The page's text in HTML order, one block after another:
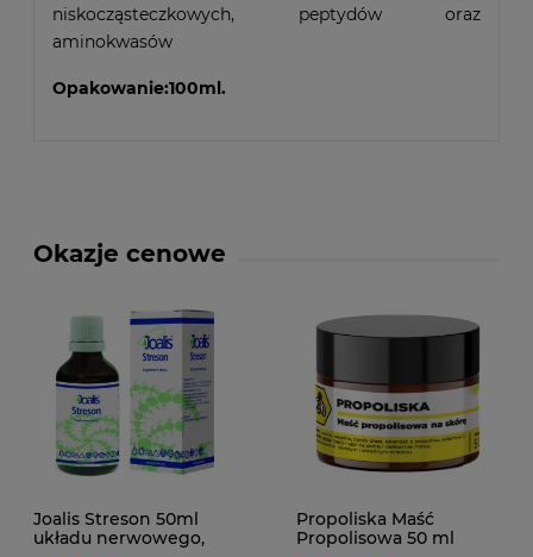
niskocząsteczkowych, peptydów oraz
aminokwasów
Opakowanie:100ml.
Okazje cenowe
Joalis Streson 50ml
układu nerwowego,
Propoliska Maść
Propolisowa 50 ml